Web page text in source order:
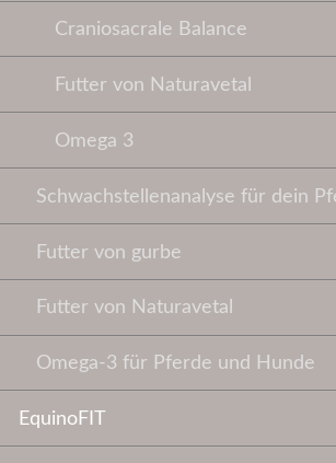
Craniosacrale Balance
Futter von Naturavetal
Omega 3
Schwachstellenanalyse für dein
Futter von gurbe
Futter von Naturavetal
Omega-3 für Pferde und Hunde
EquinoFIT